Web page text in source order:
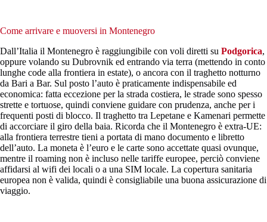
Come arrivare e muoversi in Montenegro
Dall’Italia il Montenegro è raggiungibile con voli diretti su Podgorica,
oppure volando su Dubrovnik ed entrando via terra (mettendo in conto
lunghe code alla frontiera in estate), o ancora con il traghetto notturno
da Bari a Bar. Sul posto l’auto è praticamente indispensabile ed
economica: fatta eccezione per la strada costiera, le strade sono spesso
strette e tortuose, quindi conviene guidare con prudenza, anche per i
frequenti posti di blocco. Il traghetto tra Lepetane e Kamenari permette
di accorciare il giro della baia. Ricorda che il Montenegro è extra-UE:
alla frontiera terrestre tieni a portata di mano documento e libretto
dell’auto. La moneta è l’euro e le carte sono accettate quasi ovunque,
mentre il roaming non è incluso nelle tariffe europee, perciò conviene
affidarsi al wifi dei locali o a una SIM locale. La copertura sanitaria
europea non è valida, quindi è consigliabile una buona assicurazione di
viaggio.